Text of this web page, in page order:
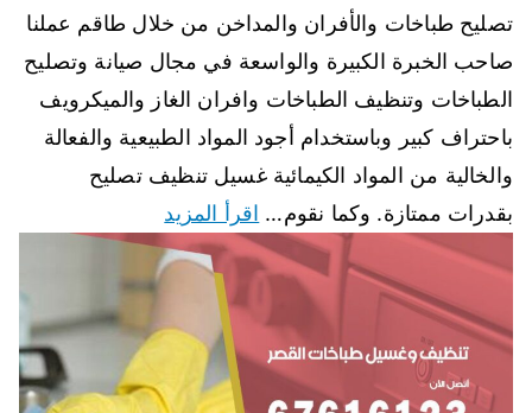
تصليح طباخات والأفران والمداخن من خلال طاقم عملنا
صاحب الخبرة الكبيرة والواسعة في مجال صيانة وتصليح
الطباخات وتنظيف الطباخات وافران الغاز والميكرويف
باحتراف كبير وباستخدام أجود المواد الطبيعية والفعالة
والخالية من المواد الكيمائية غسيل تنظيف تصليح
بقدرات ممتازة. وكما نقوم… اقرأ المزيد